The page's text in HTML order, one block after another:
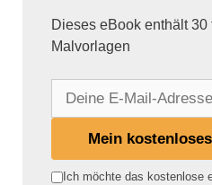
Dieses eBook enthält
Malvorlagen
e
Mein
Ich möchte das kostenlose